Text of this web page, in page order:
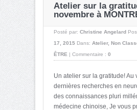
Atelier sur la
novembre à
Posté par: Christine Angelard
17, 2015 Dans: Atelier, Non
ÊTRE | Commentaire : 0
Un atelier sur la gratitude! Au
dernières recherches en
des connaissances pluri
médecine chinoise, Je vous